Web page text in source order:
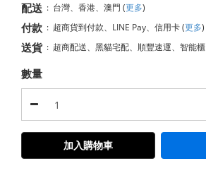
配送 : 台灣、香港、澳門 (更多)
付款 : 超商貨到付款、LINE Pay、信用卡(更多)
送貨 : 超商配送、黑貓宅配、順豐速運、智能櫃
數量
加入購物車